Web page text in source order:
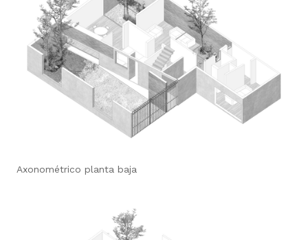
Axonométrico planta baja